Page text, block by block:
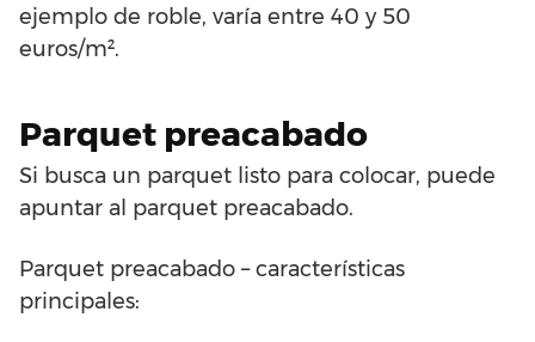
ejemplo de roble, varía entre 40 y 50
euros/m².
Parquet preacabado
Si busca un parquet listo para colocar, puede
apuntar al parquet preacabado.
Parquet preacabado – características
principales: